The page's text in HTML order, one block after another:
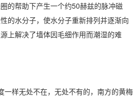
的帮助下产生一个约50赫兹的脉冲磁
的水分子，使水分子重新排列并逐渐向
上解决了墙体因毛细作用而潮湿的难
样无处不在，无处不有的，南方的黄梅